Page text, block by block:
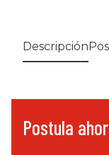
Descripción
Postula